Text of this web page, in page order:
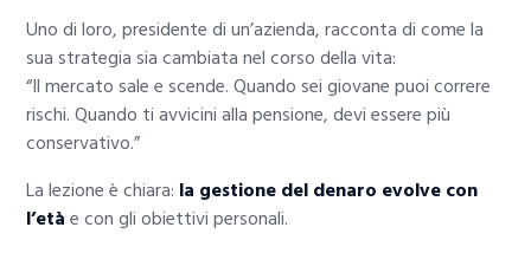
Uno di loro, presidente di un’azienda, racconta di come la
sua strategia sia cambiata nel corso della vita:
“Il mercato sale e scende. Quando sei giovane puoi correre
rischi. Quando ti avvicini alla pensione, devi essere più
conservativo.”
La lezione è chiara: la gestione del denaro evolve con
l’etàe con gli obiettivi personali.